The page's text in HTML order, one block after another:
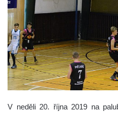
V neděli 20. října 2019 na